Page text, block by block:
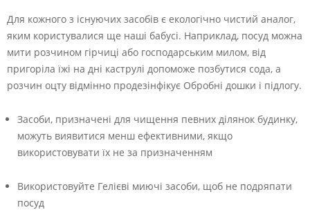
Для кожного з існуючих засобів є екологічно чистий аналог,
яким користувалися ще наші бабусі. Наприклад, посуд можна
мити розчином гірчиці або господарським милом, від
пригоріла їжі на дні каструлі допоможе позбутися сода, а
розчин оцту відмінно продезінфікує Обробні дошки і підлогу.
Засоби, призначені для чищення певних ділянок будинку,
можуть виявитися менш ефективними, якщо
використовувати їх не за призначенням
Використовуйте Гелієві миючі засоби, щоб не подряпати
посуд